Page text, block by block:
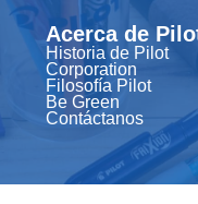
Acerca de
Historia de Pilot
Corporation
Filosofía Pilot
Be Green
Contáctanos